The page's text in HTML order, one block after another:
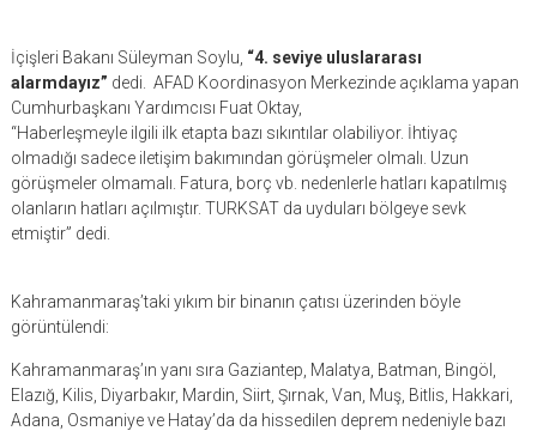
İçişleri Bakanı Süleyman Soylu, “4. seviye uluslararası
alarmdayız” dedi. AFAD Koordinasyon Merkezinde açıklama yapan
Cumhurbaşkanı Yardımcısı Fuat Oktay,
“Haberleşmeyle ilgili ilk etapta bazı sıkıntılar olabiliyor. İhtiyaç
olmadığı sadece iletişim bakımından görüşmeler olmalı. Uzun
görüşmeler olmamalı. Fatura, borç vb. nedenlerle hatları kapatılmış
olanların hatları açılmıştır. TURKSAT da uyduları bölgeye sevk
etmiştir” dedi.
Kahramanmaraş’taki yıkım bir binanın çatısı üzerinden böyle
görüntülendi:
Kahramanmaraş’ın yanı sıra Gaziantep, Malatya, Batman, Bingöl,
Elazığ, Kilis, Diyarbakır, Mardin, Siirt, Şırnak, Van, Muş, Bitlis, Hakkari,
Adana, Osmaniye ve Hatay’da da hissedilen deprem nedeniyle bazı